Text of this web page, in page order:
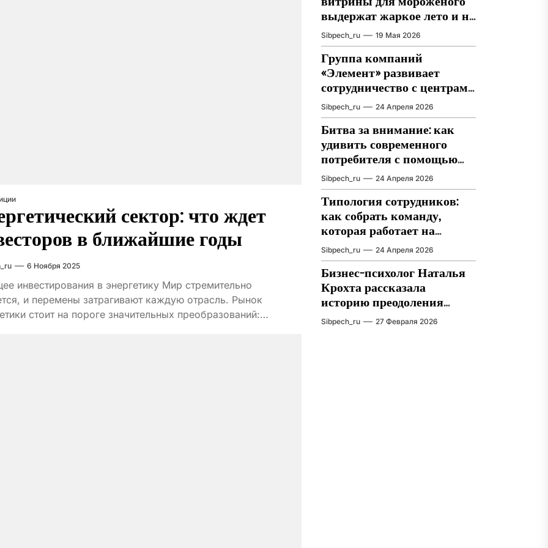
сектор: что ждет
в ближайшие годы
6 Ноября 2025
инвестирования в энергетику Мир стремительно
и перемены затрагивают каждую отрасль. Рынок
стоит на пороге значительных преобразований:
выдержат жаркое лето и не
подведут в сезон
Sibpech_ru 19 Мая 2026
Группа компаний
«Элемент» развивает
сотрудничество с центрами
разработки в области
микроэлектроники
Sibpech_ru 24 Апреля 2026
Битва за внимание: как
удивить современного
потребителя с помощью
цифровых технологий
Sibpech_ru 24 Апреля 2026
Типология сотрудников:
как собрать команду,
которая работает на
результат
Sibpech_ru 24 Апреля 2026
Бизнес-психолог Наталья
Крохта рассказала
историю преодоления
внутренних барьеров в
Sibpech_ru 27 Февраля 2026